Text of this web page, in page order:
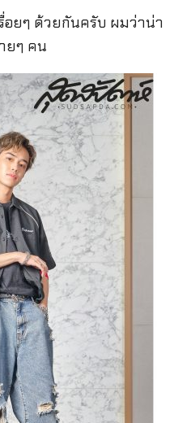
อยๆ ด้วยกันครับ ผมว่าน่า
ยๆ คน